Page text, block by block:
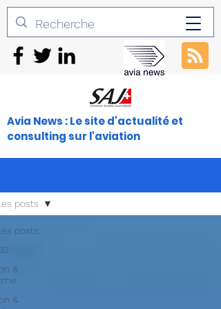
Avia News : Le site d'actualité et
consulting sur l'aviation
posts
&
&
posts